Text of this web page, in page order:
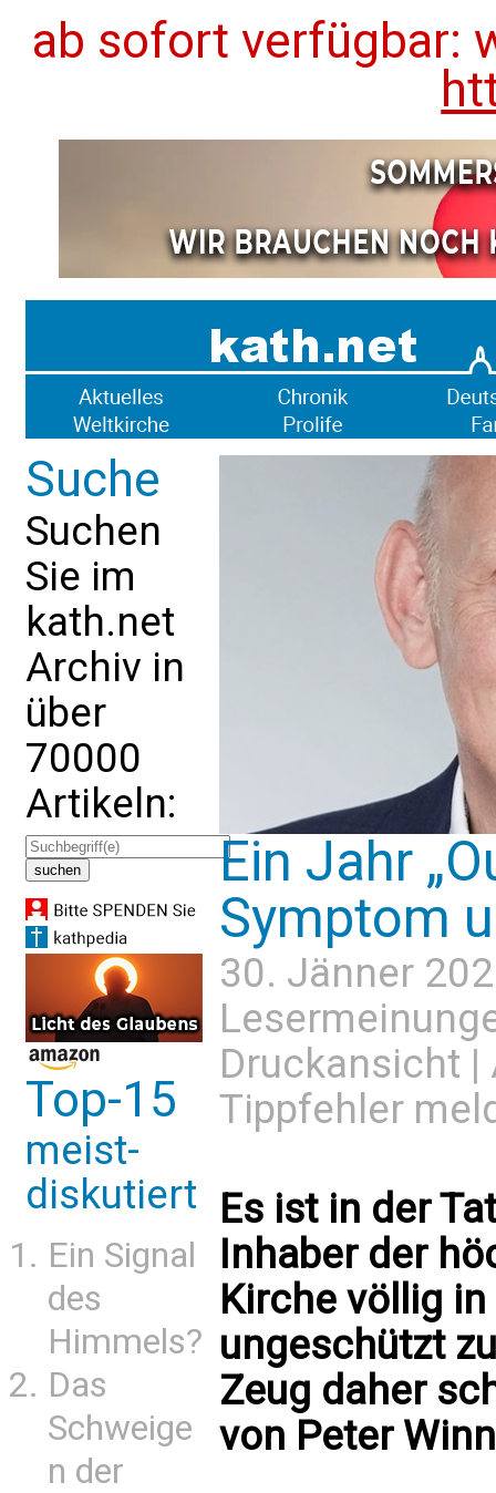
ab sofort verfügbar:
Suche
Suchen
Sie im
kath.net
Archiv in
über
70000
Artikeln:
Top-15
meist-
diskutiert
Ein Signal
des
Himmels?
Das
Schweige
n der
Ein Jahr
Symptom
30. Jänner
Druckansicht |
Tippfehler
Es ist in der
Inhaber der
Kirche völlig
ungeschützt
Zeug daher
von Peter